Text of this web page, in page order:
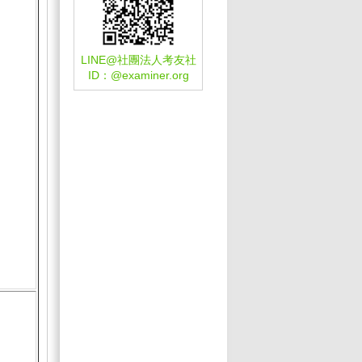
LINE@社團法人考友社
ID： @examiner.org